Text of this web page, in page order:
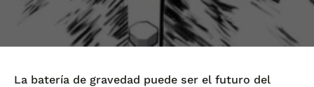
La batería de gravedad puede ser el futuro del